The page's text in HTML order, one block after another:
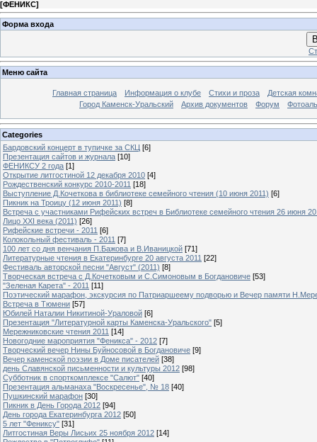
[ФЕНИКС]
Форма входа
Меню сайта
Главная страница Информация о клубе Стихи и проза
Детская
Город Каменск-Уральский
Архив документов Форум
Categories
Бардовский концерт в тупичке за СКЦ [6]
Презентация сайтов и журнала [10]
ФЕНИКСУ 2 года [1]
Открытие литгостиной 12 декабря 2010 [4]
Рождественский конкурс 2010-2011 [18]
Выступление Д.Кочеткова в библиотеке семейного чтения (10 июня 2011) [6]
Пикник на Троицу (12 июня 2011) [8]
Встреча с участниками Рифейских встреч в Библиотеке семейного чтения 26 июня
Лицо XXI века (2011) [26]
Рифейские встречи - 2011 [6]
Колокольный фестиваль - 2011 [7]
100 лет со дня венчания П.Бажова и В.Иваницкой [71]
Литературные чтения в Екатеринбурге 20 августа 2011 [22]
Фестиваль авторской песни "Август" (2011) [8]
Творческая встреча с Д.Кочетковым и С.Симоновым в Богдановиче [53]
"Зеленая Карета" - 2011 [11]
Поэтический марафон, экскурсия по Патриаршеему подворью и Вечер памяти
Встреча в Тюмени [57]
Юбилей Наталии Никитиной-Ураловой [6]
Презентация "Литературной карты Каменска-Уральского" [5]
Мережниковские чтения 2011 [14]
Новогодние мароприятия "Феникса" - 2012 [7]
Творческий вечер Нины Буйносовой в Богдановиче [9]
Вечер каменской поэзии в Доме писателей [38]
день Славянской письменности и культуры 2012 [98]
Субботник в спорткомплексе "Салют" [40]
Презентация альманаха "Воскресенье", № 18 [40]
Пушкинский марафон [30]
Пикник в День Города 2012 [94]
День города Екатеринбурга 2012 [50]
5 лет "Фениксу" [31]
Литгостиная Веры Лисьих 25 ноября 2012 [14]